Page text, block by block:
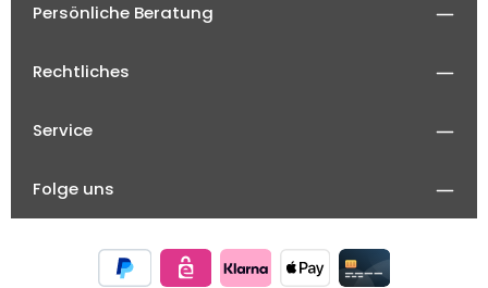
Persönliche Beratung
Rechtliches
Service
Folge uns